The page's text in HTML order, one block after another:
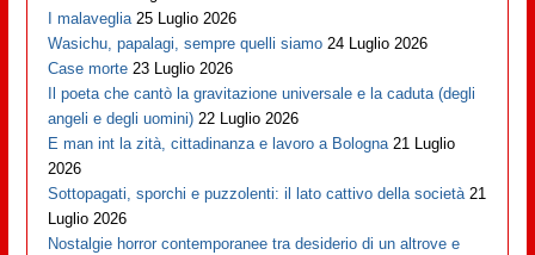
I malaveglia 25 Luglio 2026
Wasichu, papalagi, sempre quelli siamo 24 Luglio 2026
Case morte 23 Luglio 2026
Il poeta che cantò la gravitazione universale e la caduta (degli
angeli e degli uomini) 22 Luglio 2026
E man int la zità, cittadinanza e lavoro a Bologna 21 Luglio
2026
Sottopagati, sporchi e puzzolenti: il lato cattivo della società 21
Luglio 2026
Nostalgie horror contemporanee tra desiderio di un altrove e